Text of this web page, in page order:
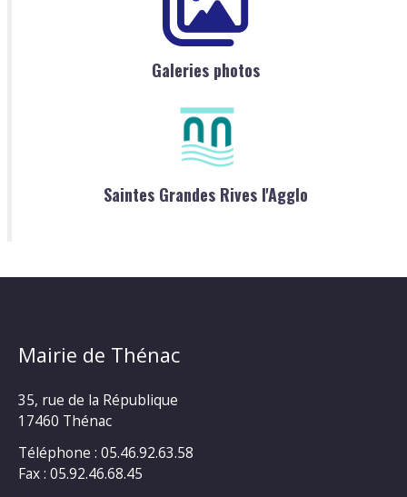
Galeries photos
Saintes Grandes Rives l'Agglo
Mairie de Thénac
35, rue de la République
17460 Thénac
Téléphone : 05.46.92.63.58
Fax : 05.92.46.68.45